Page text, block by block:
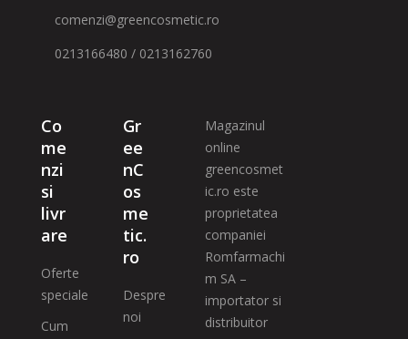
comenzi@greencosmetic.ro
0213166480 / 0213162760
Co
me
nzi
si
livr
are
Oferte
speciale
Cum
Gr
ee
nC
os
me
tic.
ro
Despre
noi
Magazinul
online
greencosmet
ic.ro este
proprietatea
companiei
Romfarmachi
m SA –
importator si
distribuitor